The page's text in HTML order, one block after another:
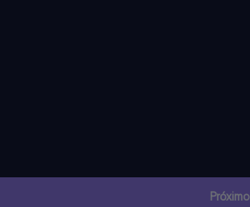
Próximo